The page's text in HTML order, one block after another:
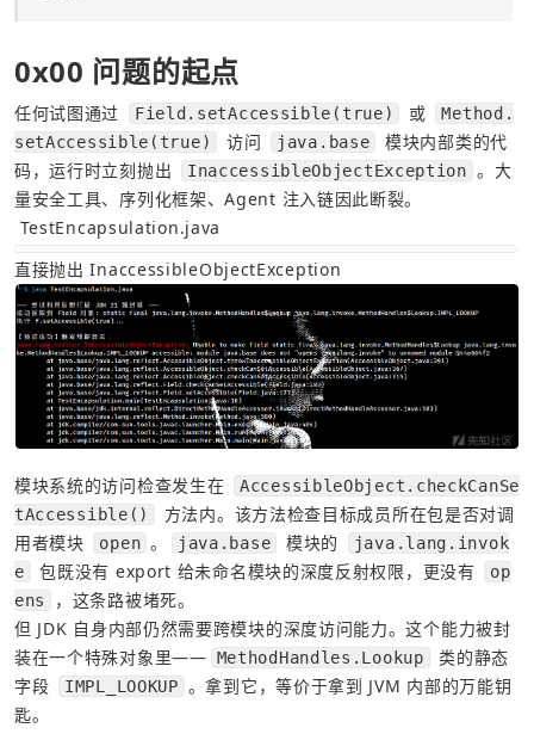
0x00 问题的起点
任何试图通过 Field.setAccessible(true) 或
Method.
setAccessible(true)
访问 java.base
模块内部类的代
码，运行时立刻抛出
InaccessibleObjectException 。大
量安全工具、序列化框架、Agent 注入链因此断裂。
TestEncapsulation.java
直接抛出 InaccessibleObjectException
模块系统的访问检查发生在
AccessibleObject.checkCanSe
tAccessible()
方法内。该方法检查目标成员所在包是否对调
用者模块
open 。 java.base 模块的
java.lang.invok
e
包既没有 export 给未命名模块的深度反射权限，更没有
op
ens
，这条路被堵死。
但 JDK 自身内部仍然需要跨模块的深度访问能力。这个能力被封
装在一个特殊对象里—— MethodHandles.Lookup
类的静态
字段
IMPL_LOOKUP 。拿到它，等价于拿到 JVM 内部的万能钥
匙。